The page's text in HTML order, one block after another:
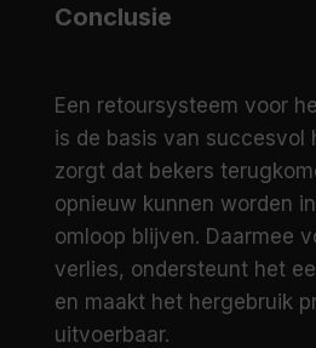
Conclusie
Een retoursysteem voor
is de basis van succesvol
zorgt dat bekers
opnieuw kunnen worden
omloop blijven. Daarmee
verlies, ondersteunt het
en maakt het hergebruik
uitvoerbaar.